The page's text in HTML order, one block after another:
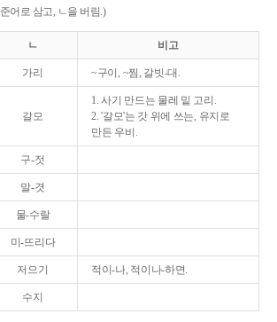
어로 삼고, ㄴ을 버림.)
ㄴ 비고
가리 ~구이, ~찜, 갈빗-대.
갈모
1. 사기 만드는 물레 밑 고리.
2. '갈모'는 갓 위에 쓰는, 유지로
만든 우비.
구-젓
말-겻
물-수랄
미-뜨리다
저으기 적이-나, 적이나-하면.
수지